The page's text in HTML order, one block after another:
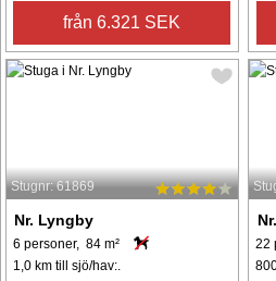
från 6.321 SEK
Stugnr: 61869
Nr. Lyngby
6 personer, 84 m²
1,0 km till sjö/hav:.
22